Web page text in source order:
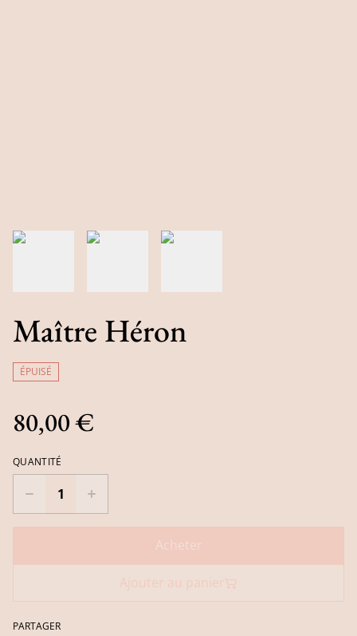
Maître Héron
ÉPUISÉ
80,00 €
QUANTITÉ
Acheter
PARTAGER